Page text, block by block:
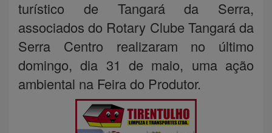
turístico de Tangará da Serra,
associados do Rotary Clube Tangará da
Serra Centro realizaram no último
domingo, dia 31 de maio, uma ação
ambiental na Feira do Produtor.